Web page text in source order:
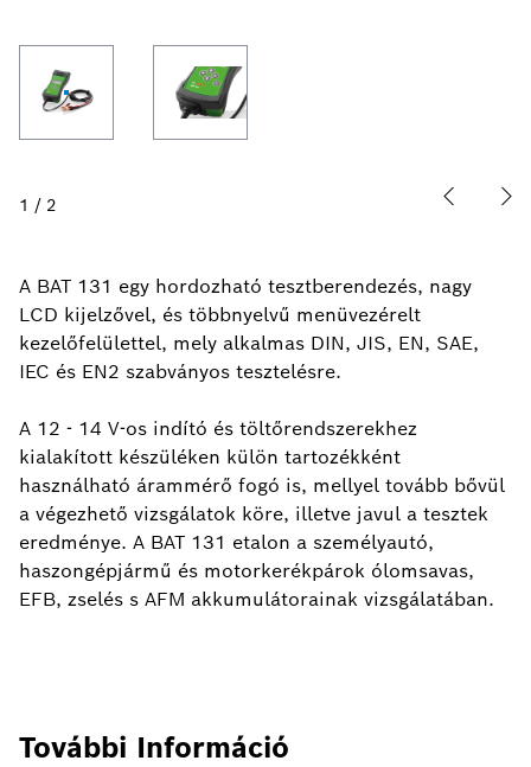
1 / 2
A BAT 131 egy hordozható tesztberendezés, nagy
LCD kijelzővel, és többnyelvű menüvezérelt
kezelőfelülettel, mely alkalmas DIN, JIS, EN, SAE,
IEC és EN2 szabványos tesztelésre.
A 12 - 14 V-os indító és töltőrendszerekhez
kialakított készüléken külön tartozékként
használható árammérő fogó is, mellyel tovább bővül
a végezhető vizsgálatok köre, illetve javul a tesztek
eredménye. A BAT 131 etalon a személyautó,
haszongépjármű és motorkerékpárok ólomsavas,
EFB, zselés s AFM akkumulátorainak vizsgálatában.
További Információ